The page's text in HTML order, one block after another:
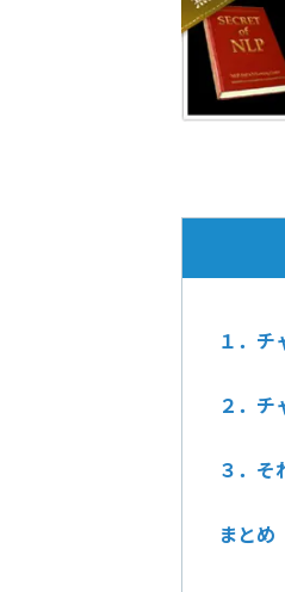
１．チ
２．
３．そ
まとめ